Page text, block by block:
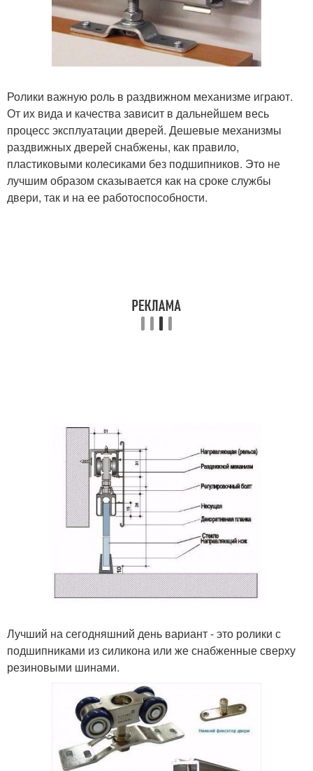
Ролики важную роль в раздвижном механизме играют.
От их вида и качества зависит в дальнейшем весь
процесс эксплуатации дверей. Дешевые механизмы
раздвижных дверей снабжены, как правило,
пластиковыми колесиками без подшипников. Это не
лучшим образом сказывается как на сроке службы
двери, так и на ее работоспособности.
Лучший на сегодняшний день вариант - это ролики с
подшипниками из силикона или же снабженные сверху
резиновыми шинами.